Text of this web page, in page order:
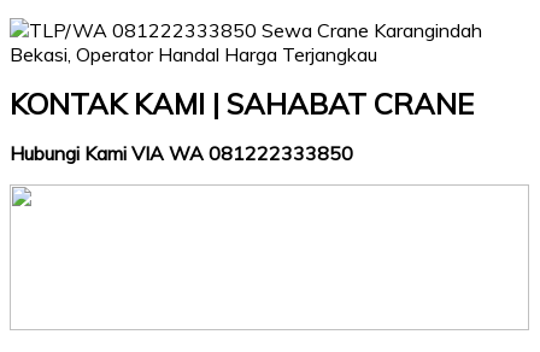
KONTAK KAMI | SAHABAT CRANE
Hubungi Kami VIA WA 081222333850